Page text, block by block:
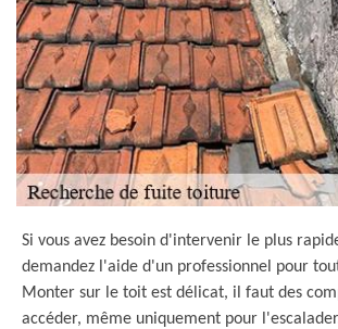
Si vous avez besoin d'intervenir le plus
demandez l'aide d'un professionnel pour
Monter sur le toit est délicat, il faut des
accéder, même uniquement pour